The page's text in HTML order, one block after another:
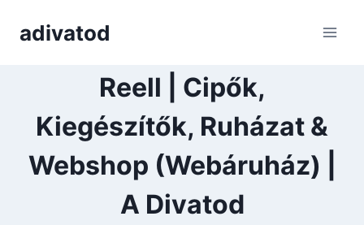
adivatod
Reell | Cipők,
Kiegészítők, Ruházat &
Webshop (Webáruház) |
A Divatod